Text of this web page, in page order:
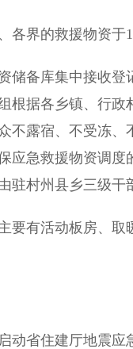
界的救援物资于
备库集中接收登
根据各乡镇、行
不露宿、不受冻
应急救援物资调
驻村州县乡三级
有活动板房、取
省住建厅地震应